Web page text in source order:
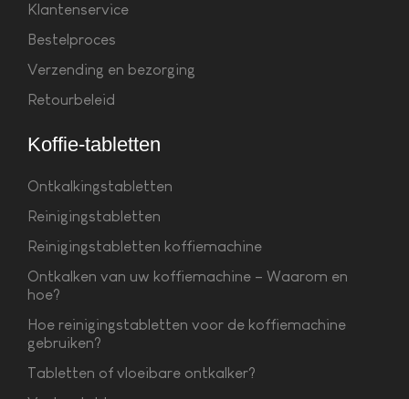
Klantenservice
Bestelproces
Verzending en bezorging
Retourbeleid
Koffie-tabletten
Ontkalkingstabletten
Reinigingstabletten
Reinigingstabletten koffiemachine
Ontkalken van uw koffiemachine – Waarom en
hoe?
Hoe reinigingstabletten voor de koffiemachine
gebruiken?
Tabletten of vloeibare ontkalker?